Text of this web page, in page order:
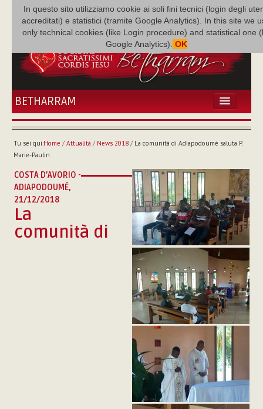
In questo sito utilizziamo cookie ai soli fini tecnici (login degli
accreditati) e statistici (tramite Google Analytics). In this site we
only technical cookies (like Login procedure) and statistical one
Google Analytics). OK
BETHARRAM
HOME
BÉTHARRAM
MISSIONE
NEF
MEDIATECA
P. AUGUSTO ETCHECOPAR
Tu sei qui:Home / Attualità / News 2018/ La comunità di Adiapodoumé saluta P.
Marie-Paulin
COSTA D’AVORIO -
ADIAPODOUMÉ,
21/12/2018
La
comunità di